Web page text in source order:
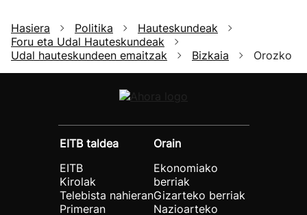
Hasiera Politika
Hauteskundeak
Foru eta Udal Hauteskundeak
Udal hauteskundeen emaitzak
Bizkaia Orozko
EITB taldea
EITB
Kirolak
Telebista nahieran
Primeran
Orain
Ekonomiako
berriak
Gizarteko berriak
Nazioarteko